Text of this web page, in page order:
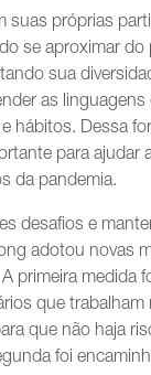
suas próprias
se aproximar
sua
as
hábitos. Dessa
para ajudar
da pandemia.
desafios e
adotou novas
primeira medida
que trabalham
que não haja
foi